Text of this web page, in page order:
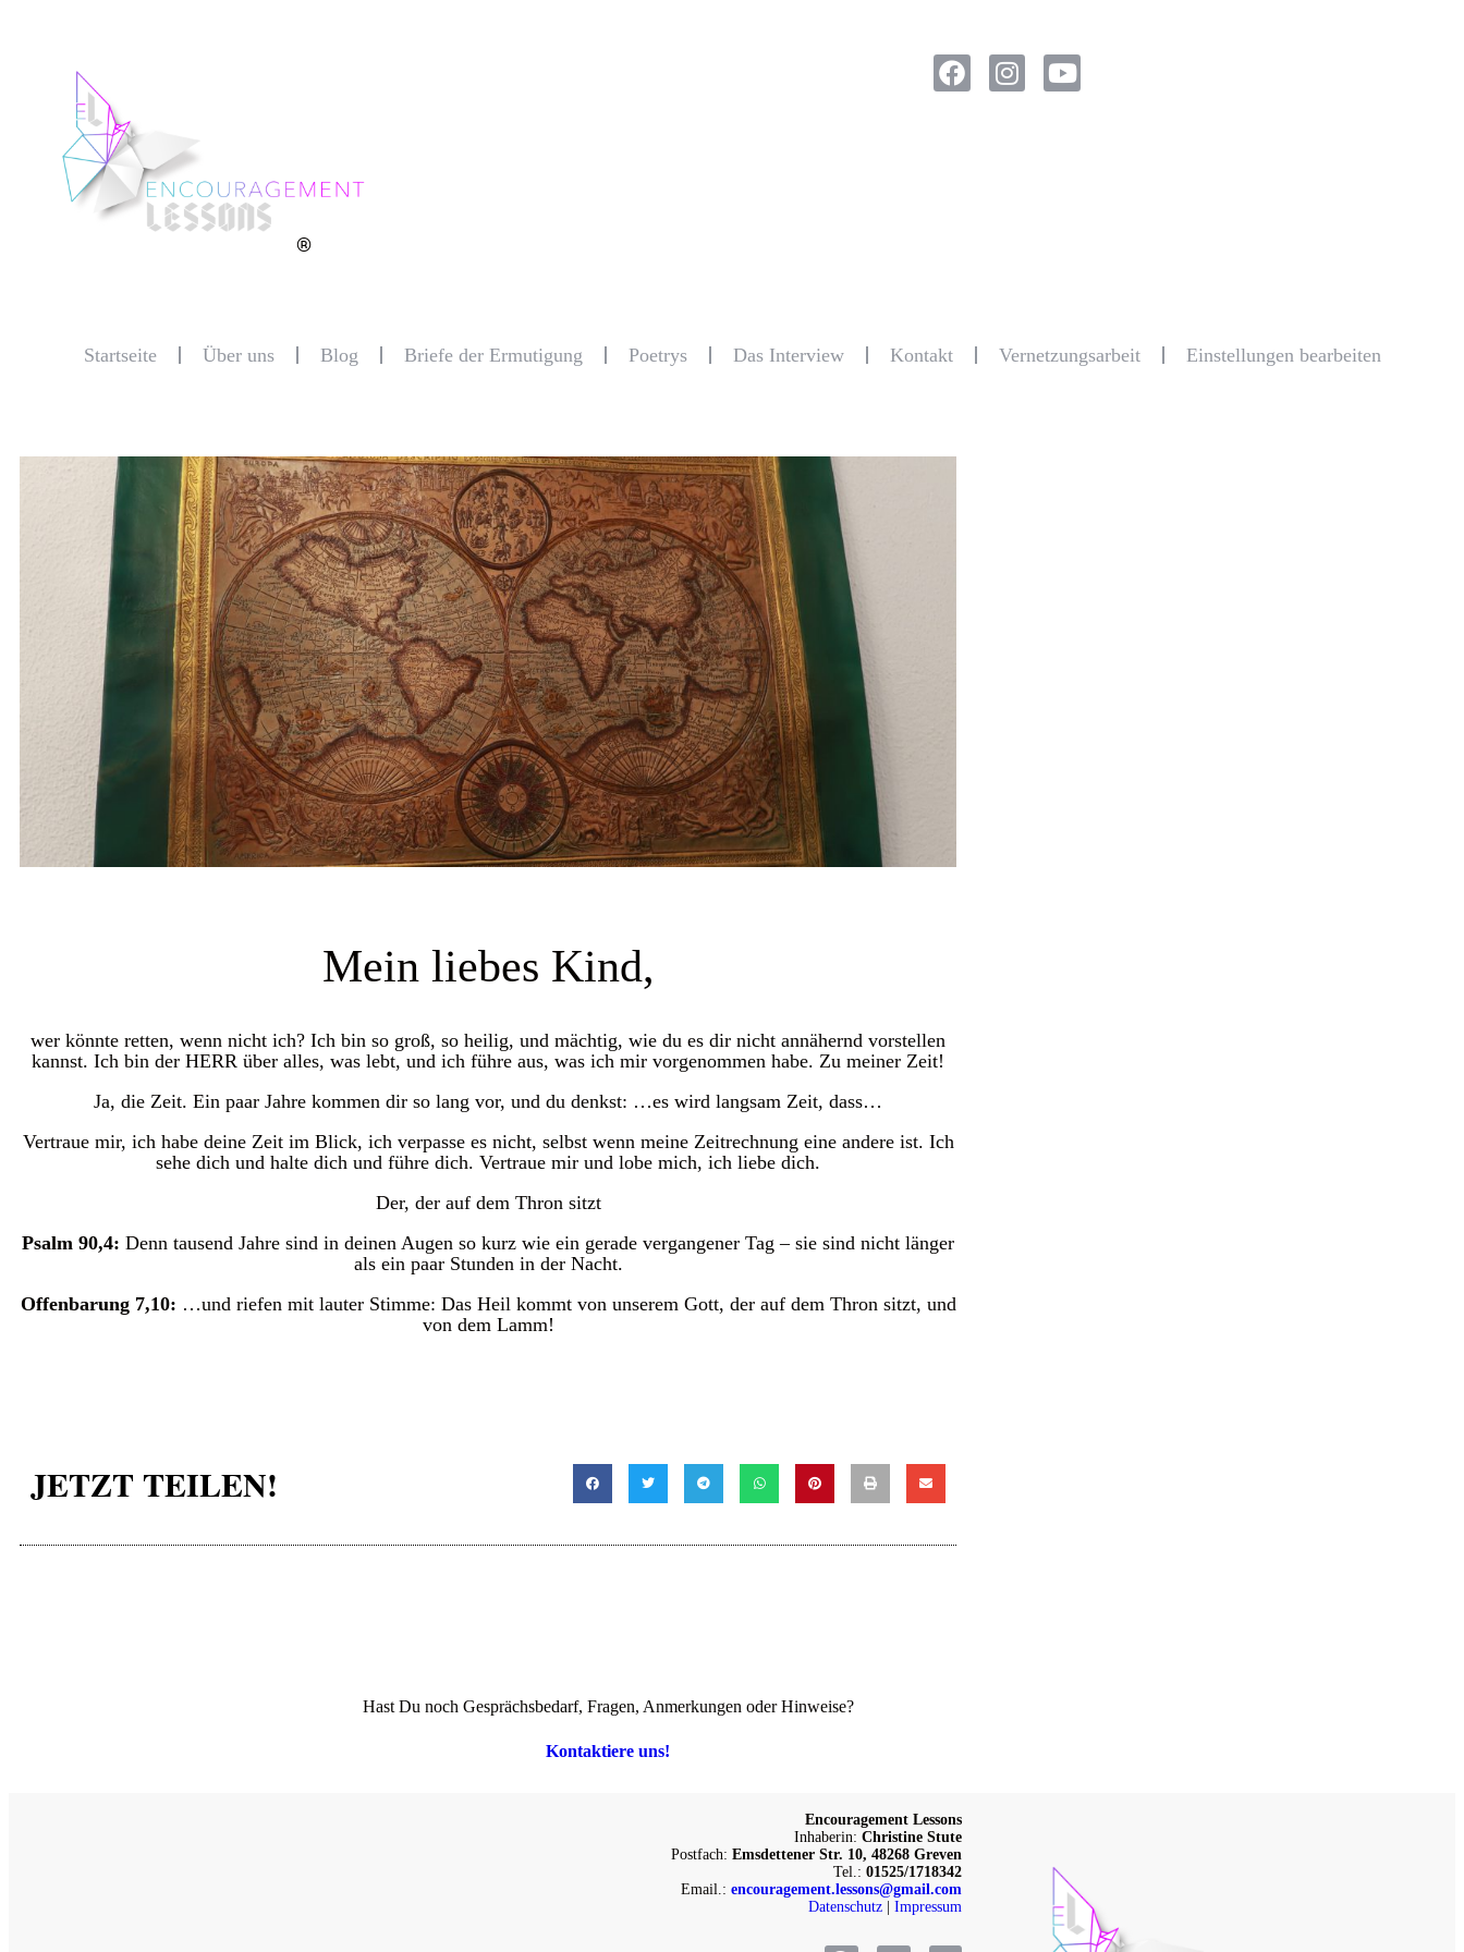
®
Startseite Über uns Blog Briefe der Ermutigung Poetrys Das Interview Kontakt Vernetzungsarbeit Einstellungen bearbeiten
Mein liebes Kind,
wer könnte retten, wenn nicht ich? Ich bin so groß, so heilig, und mächtig, wie du es dir nicht annähernd vorstellen
kannst. Ich bin der HERR über alles, was lebt, und ich führe aus, was ich mir vorgenommen habe. Zu meiner Zeit!
Ja, die Zeit. Ein paar Jahre kommen dir so lang vor, und du denkst: …es wird langsam Zeit, dass…
Vertraue mir, ich habe deine Zeit im Blick, ich verpasse es nicht, selbst wenn meine Zeitrechnung eine andere ist. Ich
sehe dich und halte dich und führe dich. Vertraue mir und lobe mich, ich liebe dich.
Der, der auf dem Thron sitzt
Psalm 90,4: Denn tausend Jahre sind in deinen Augen so kurz wie ein gerade vergangener Tag – sie sind nicht länger
als ein paar Stunden in der Nacht.
Offenbarung 7,10: …und riefen mit lauter Stimme: Das Heil kommt von unserem Gott, der auf dem Thron sitzt, und
von dem Lamm!
JETZT TEILEN!
Hast Du noch Gesprächsbedarf, Fragen, Anmerkungen oder Hinweise?
Kontaktiere uns!
Encouragement Lessons
Inhaberin:Christine Stute
Postfach:Emsdettener Str. 10, 48268 Greven
Tel.:01525/1718342
Email.:encouragement.lessons@gmail.com
Datenschutz |Impressum